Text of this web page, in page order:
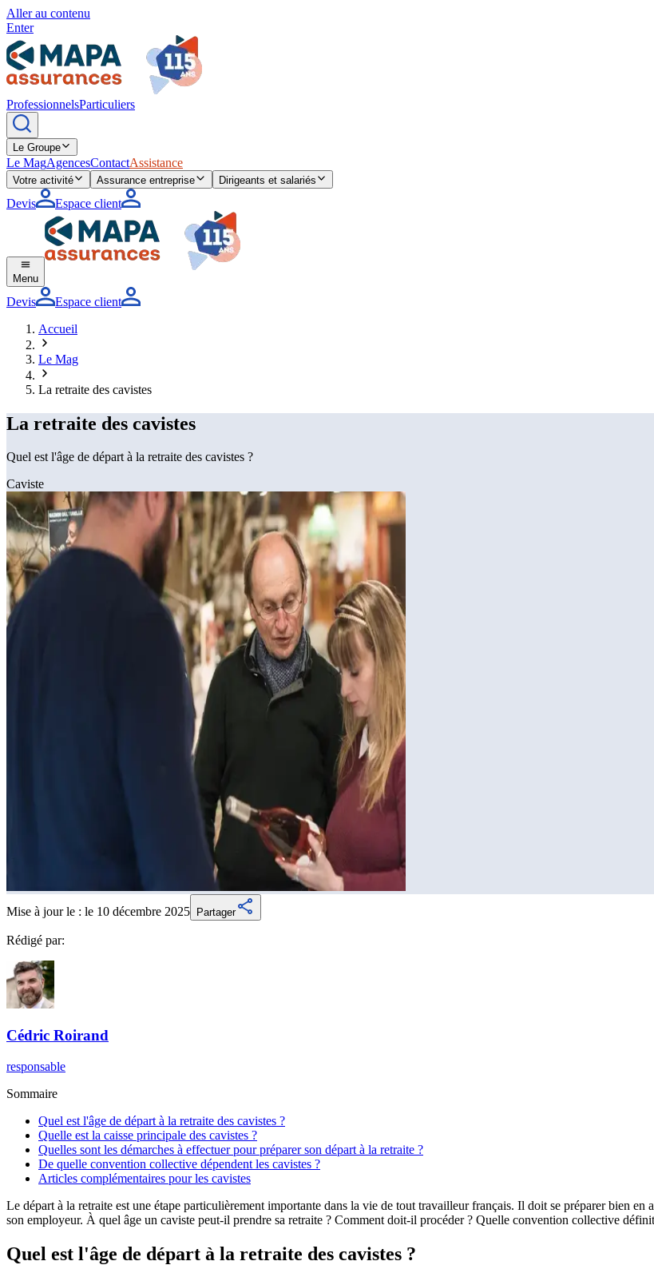
Aller au contenu
Enter
ProfessionnelsParticuliers
Le Groupe
Le MagAgencesContactAssistance
Votre activité Assurance entreprise Dirigeants et salariés
Devis Espace client
Menu
Devis
Espace client
Accueil
Le Mag
La retraite des cavistes
La retraite des cavistes
Quel est l'âge de départ à la retraite des cavistes ?
Caviste
Mise à jour le : le 10 décembre 2025 Partager
Rédigé par:
Cédric Roirand
responsable
Sommaire
Quel est l'âge de départ à la retraite des cavistes ?
Quelle est la caisse principale des cavistes ?
Quelles sont les démarches à effectuer pour préparer son départ à la retraite ?
De quelle convention collective dépendent les cavistes ?
Articles complémentaires pour les cavistes
Le départ à la retraite est une étape particulièrement importante dans la vie de tout travailleur français. Il doit se préparer bien
son employeur. À quel âge un caviste peut-il prendre sa retraite ? Comment doit-il procéder ? Quelle convention collective
Quel est l'âge de départ à la retraite des cavistes ?